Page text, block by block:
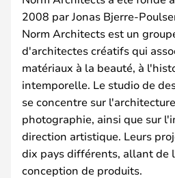
2008 par Jonas Bjerre-
Norm Architects est un
d'architectes créatifs qui
matériaux à la beauté, à
intemporelle. Le studio de
se concentre sur
photographie, ainsi que sur
direction artistique. Leurs
dix pays différents, allant de
conception de produits.